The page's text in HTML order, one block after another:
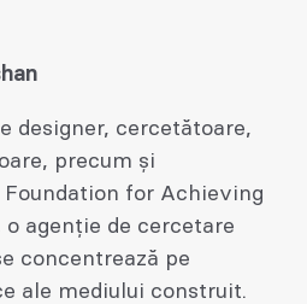
designer, cercetătoare,
precum și
Foundation for Achieving
agenție de cercetare
concentrează pe
ale mediului construit.